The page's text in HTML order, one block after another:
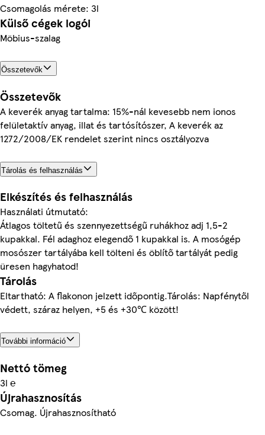
Csomagolás mérete: 3l
Külső cégek logói
Möbius-szalag
Összetevők
Összetevők
A keverék anyag tartalma: 15%-nál kevesebb nem ionos
felületaktív anyag, illat és tartósítószer, A keverék az
1272/2008/EK rendelet szerint nincs osztályozva
Tárolás és felhasználás
Elkészítés és felhasználás
Használati útmutató:
Átlagos töltetű és szennyezettségű ruhákhoz adj 1,5-2
kupakkal. Fél adaghoz elegendő 1 kupakkal is. A mosógép
mosószer tartályába kell tölteni és öblítő tartályát pedig
üresen hagyhatod!
Tárolás
Eltartható: A flakonon jelzett időpontig.Tárolás: Napfénytől
védett, száraz helyen, +5 és +30℃ között!
További információ
Nettó tömeg
3l ℮
Újrahasznosítás
Csomag. Újrahasznosítható